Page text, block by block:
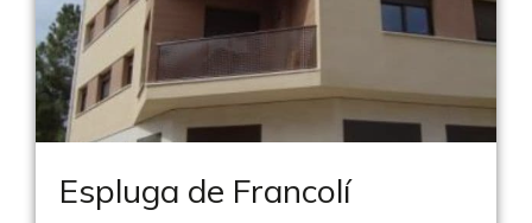
Espluga de Francolí